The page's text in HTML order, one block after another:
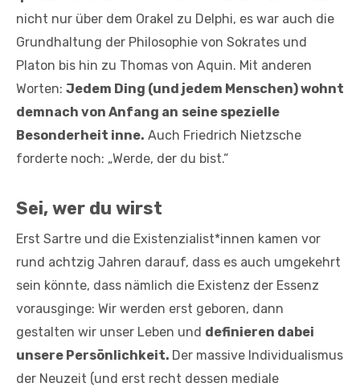
nicht nur über dem Orakel zu Delphi, es war auch die
Grundhaltung der Philosophie von Sokrates und
Platon bis hin zu Thomas von Aquin. Mit anderen
Worten: Jedem Ding (und jedem Menschen) wohnt
demnach von Anfang an seine spezielle
Besonderheit inne. Auch Friedrich Nietzsche
forderte noch: „Werde, der du bist.“
Sei, wer du wirst
Erst Sartre und die Existenzialist*innen kamen vor
rund achtzig Jahren darauf, dass es auch umgekehrt
sein könnte, dass nämlich die Existenz der Essenz
vorausginge: Wir werden erst geboren, dann
gestalten wir unser Leben und definieren dabei
unsere Persönlichkeit. Der massive Individualismus
der Neuzeit (und erst recht dessen mediale